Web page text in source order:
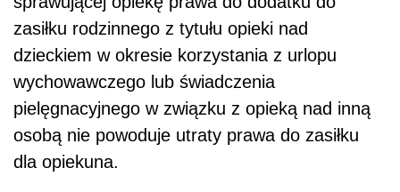
zasiłku rodzinnego z tytułu opieki nad
dzieckiem w okresie korzystania z urlopu
wychowawczego lub świadczenia
pielęgnacyjnego w związku z opieką nad inną
osobą nie powoduje utraty prawa do zasiłku
dla opiekuna.